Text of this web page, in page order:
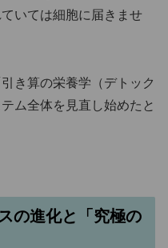
いては細胞に届きませ
き算の栄養学（デトック
ム全体を見直し始めたと
の進化と「究極の